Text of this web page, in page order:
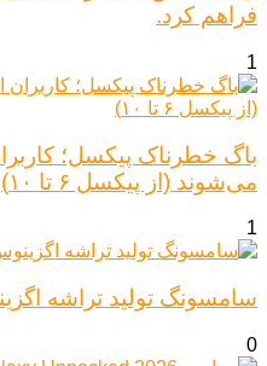
فراهم کرد.
1
می‌شوند (از پیکسل ۶ تا ۱۰)
1
سامسونگ تولید تراشه اگزینوس 2500 را
0